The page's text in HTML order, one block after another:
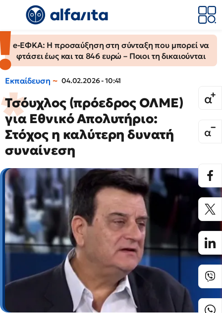
e-ΕΦΚΑ: Η προσαύξηση στη σύνταξη που μπορεί να
φτάσει έως και τα 846 ευρώ – Ποιοι τη δικαιούνται
Εκπαίδευση 04.02.2026 - 10:41
Τσόυχλος (πρόεδρος ΟΛΜΕ)
για Εθνικό Απολυτήριο:
Στόχος η καλύτερη δυνατή
συναίνεση